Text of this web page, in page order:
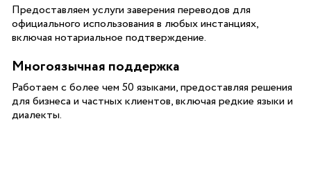
Предоставляем услуги заверения переводов для
официального использования в любых инстанциях,
включая нотариальное подтверждение.
Многоязычная поддержка
Работаем с более чем 50 языками, предоставляя решения
для бизнеса и частных клиентов, включая редкие языки и
диалекты.